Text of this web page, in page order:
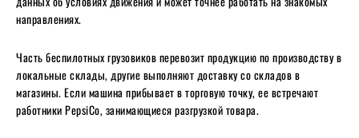
направлениях.
Часть беспилотных грузовиков перевозит продукцию по производству в
локальные склады, другие выполняют доставку со складов в
магазины. Если машина прибывает в торговую точку, ее встречают
работники PepsiCo, занимающиеся разгрузкой товара.